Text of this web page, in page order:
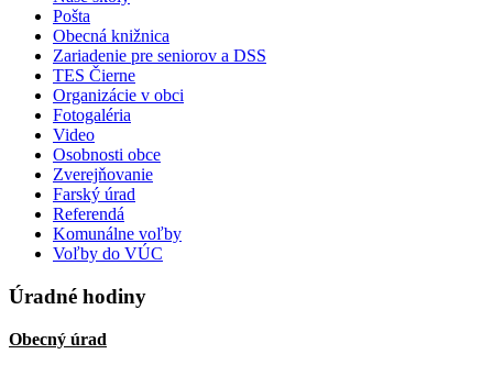
Pošta
Obecná knižnica
Zariadenie pre seniorov a DSS
TES Čierne
Organizácie v obci
Fotogaléria
Video
Osobnosti obce
Zverejňovanie
Farský úrad
Referendá
Komunálne voľby
Voľby do VÚC
Úradné hodiny
Obecný úrad